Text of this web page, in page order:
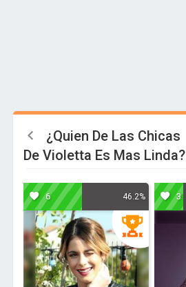
¿Quien De Las Chicas
De Violetta Es Mas Linda?
6 46.2% 3